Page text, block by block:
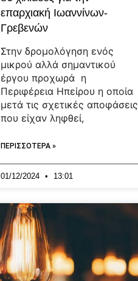
επαρχιακή Ιωαννίνων-
Γρεβενών
Στην δρομολόγηση ενός
μικρού αλλά σημαντικού
έργου προχωρά η
Περιφέρεια Ηπείρου η οποία
μετά τις σχετικές αποφάσεις
που είχαν ληφθεί,
ΠΕΡΙΣΣΟΤΕΡΑ »
01/12/2024 13:01